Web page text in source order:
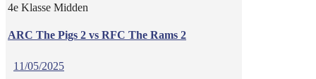
4e Klasse Midden
ARC The Pigs 2 vs RFC The Rams 2
11/05/2025